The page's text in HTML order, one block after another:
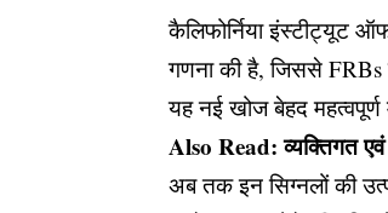
कैलिफोर्निया इंस्टीट्यूट
गणना की है, जिससे FRBs
यह नई खोज बेहद महत्वपूर्ण
Also Read:व्यक्तिगत
अब तक इन सिग्नलों की